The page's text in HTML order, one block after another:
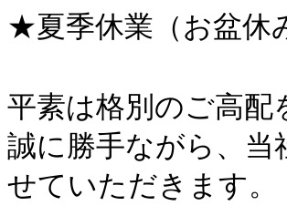
★夏季休業（お盆休
平素は格別のご高配
誠に勝手ながら、当
せていただきます。